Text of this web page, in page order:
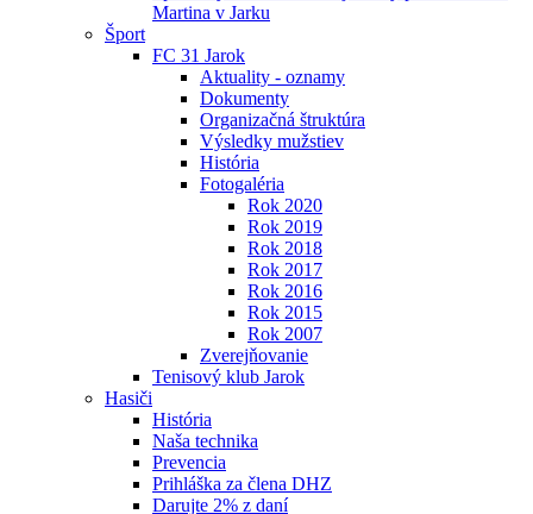
Martina v Jarku
Šport
FC 31 Jarok
Aktuality - oznamy
Dokumenty
Organizačná štruktúra
Výsledky mužstiev
História
Fotogaléria
Rok 2020
Rok 2019
Rok 2018
Rok 2017
Rok 2016
Rok 2015
Rok 2007
Zverejňovanie
Tenisový klub Jarok
Hasiči
História
Naša technika
Prevencia
Prihláška za člena DHZ
Darujte 2% z daní